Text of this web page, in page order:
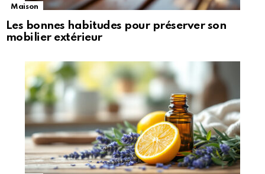
Maison
Les bonnes habitudes pour préserver son
mobilier extérieur